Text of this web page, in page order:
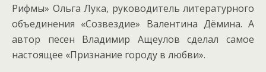
Рифмы» Ольга Лука, руководитель литературного
объединения «Созвездие» Валентина Дёмина. А
автор песен Владимир Ащеулов сделал самое
настоящее «Признание городу в любви».